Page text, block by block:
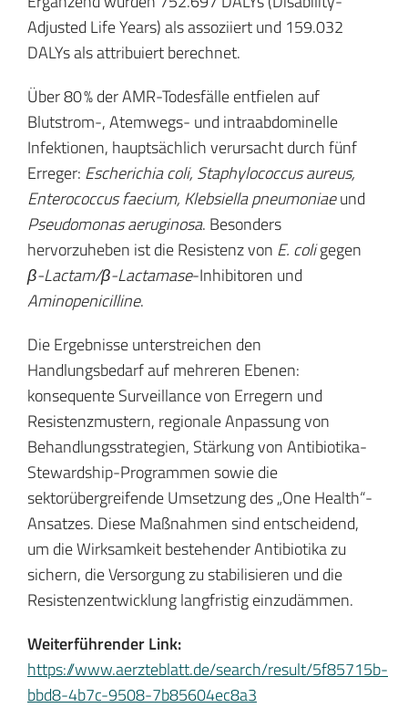
Adjusted Life Years) als assoziiert und 159.032
DALYs als attribuiert berechnet.
Über 80 % der AMR-Todesfälle entfielen auf
Blutstrom-, Atemwegs- und intraabdominelle
Infektionen, hauptsächlich verursacht durch fünf
Erreger: Escherichia coli, Staphylococcus aureus,
Enterococcus faecium, Klebsiella pneumoniaeund
Pseudomonas aeruginosa. Besonders
hervorzuheben ist die Resistenz von E. coligegen
β-Lactam/β-Lactamase-Inhibitoren und
Aminopenicilline.
Die Ergebnisse unterstreichen den
Handlungsbedarf auf mehreren Ebenen:
konsequente Surveillance von Erregern und
Resistenzmustern, regionale Anpassung von
Behandlungsstrategien, Stärkung von Antibiotika-
Stewardship-Programmen sowie die
sektorübergreifende Umsetzung des „One Health“-
Ansatzes. Diese Maßnahmen sind entscheidend,
um die Wirksamkeit bestehender Antibiotika zu
sichern, die Versorgung zu stabilisieren und die
Resistenzentwicklung langfristig einzudämmen.
Weiterführender Link:
https://www.aerzteblatt.de/search/result/5f85715b-
bbd8-4b7c-9508-7b85604ec8a3